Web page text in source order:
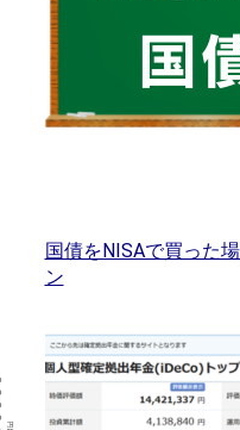
国債をNISAで買った
ン